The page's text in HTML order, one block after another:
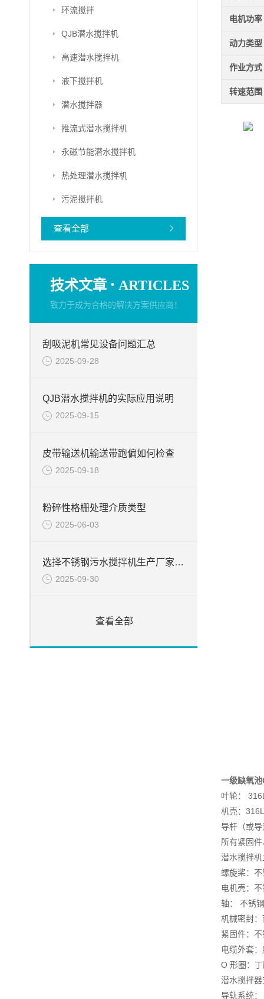
环流搅拌
QJB潜水搅拌机
高速潜水搅拌机
液下搅拌机
潜水搅拌器
推流式潜水搅拌机
永磁节能潜水搅拌机
热处理潜水搅拌机
污泥搅拌机
查看全部
技术文章 · ARTICLES
致力于成为合格的解决方案供应商！
刮吸泥机常见设备问题汇总
2025-09-28
QJB潜水搅拌机的实际应用说明
2025-09-15
皮带输送机输送带跑偏如何检查
2025-09-18
粉碎性格栅处理介质类型
2025-06-03
选择不锈钢污水搅拌机生产厂家的要素
2025-09-30
查看全部
电机功率
动力类型
作业方式
转速范围
一级缺氧
叶轮：
机壳：
导杆（或
所有紧固
潜水搅拌
螺旋桨：
电机壳：
轴： 不锈
机械密封
紧固件：
电缆外套
O 形圈：
潜水搅拌
导轨系统